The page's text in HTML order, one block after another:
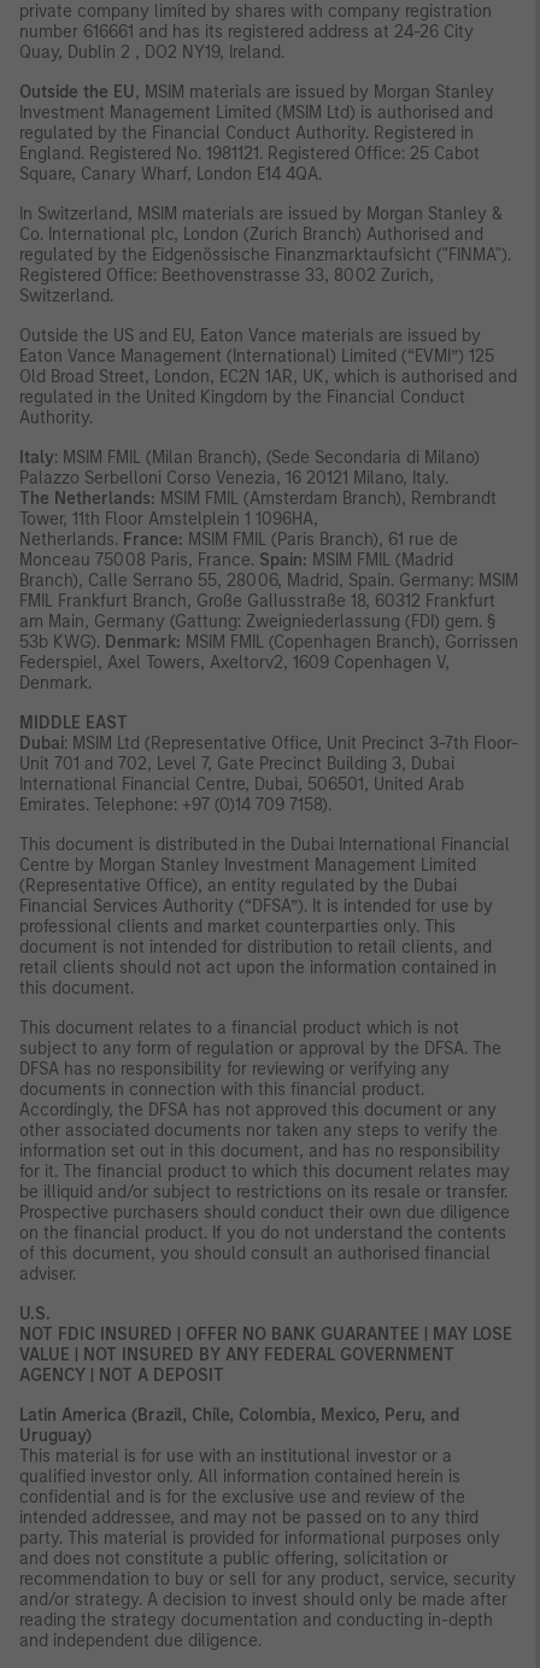
private company limited by shares with company registration
number 616661 and has its registered address at 24-26 City
Quay, Dublin 2 , DO2 NY19, Ireland.
Outside the EU, MSIM materials are issued by Morgan Stanley
Investment Management Limited (MSIM Ltd) is authorised and
regulated by the Financial Conduct Authority. Registered in
England. Registered No. 1981121. Registered Ofﬁce: 25 Cabot
Square, Canary Wharf, London E14 4QA.
In Switzerland, MSIM materials are issued by Morgan Stanley &
Co. International plc, London (Zurich Branch) Authorised and
regulated by the Eidgenössische Finanzmarktaufsicht ("FINMA").
Registered Office: Beethovenstrasse 33, 8002 Zurich,
Switzerland.
Outside the US and EU, Eaton Vance materials are issued by
Eaton Vance Management (International) Limited (“EVMI”) 125
Old Broad Street, London, EC2N 1AR, UK, which is authorised and
regulated in the United Kingdom by the Financial Conduct
Authority.
Italy: MSIM FMIL (Milan Branch), (Sede Secondaria di Milano)
Palazzo Serbelloni Corso Venezia, 16 20121 Milano, Italy.
The Netherlands: MSIM FMIL (Amsterdam Branch), Rembrandt
Tower, 11th Floor Amstelplein 1 1096HA,
Netherlands. France: MSIM FMIL (Paris Branch), 61 rue de
Monceau 75008 Paris, France. Spain: MSIM FMIL (Madrid
Branch), Calle Serrano 55, 28006, Madrid, Spain. Germany: MSIM
FMIL Frankfurt Branch, Große Gallusstraße 18, 60312 Frankfurt
am Main, Germany (Gattung: Zweigniederlassung (FDI) gem. §
53b KWG). Denmark: MSIM FMIL (Copenhagen Branch), Gorrissen
Federspiel, Axel Towers, Axeltorv2, 1609 Copenhagen V,
Denmark.
MIDDLE EAST
Dubai: MSIM Ltd (Representative Office, Unit Precinct 3-7th Floor-
Unit 701 and 702, Level 7, Gate Precinct Building 3, Dubai
International Financial Centre, Dubai, 506501, United Arab
Emirates. Telephone: +97 (0)14 709 7158).
This document is distributed in the Dubai International Financial
Centre by Morgan Stanley Investment Management Limited
(Representative Office), an entity regulated by the Dubai
Financial Services Authority (“DFSA”). It is intended for use by
professional clients and market counterparties only. This
document is not intended for distribution to retail clients, and
retail clients should not act upon the information contained in
this document.
This document relates to a financial product which is not
subject to any form of regulation or approval by the DFSA. The
DFSA has no responsibility for reviewing or verifying any
documents in connection with this financial product.
Accordingly, the DFSA has not approved this document or any
other associated documents nor taken any steps to verify the
information set out in this document, and has no responsibility
for it. The financial product to which this document relates may
be illiquid and/or subject to restrictions on its resale or transfer.
Prospective purchasers should conduct their own due diligence
on the financial product. If you do not understand the contents
of this document, you should consult an authorised financial
adviser.
U.S.
NOT FDIC INSURED | OFFER NO BANK GUARANTEE | MAY LOSE
VALUE | NOT INSURED BY ANY FEDERAL GOVERNMENT
AGENCY | NOT A DEPOSIT
Latin America (Brazil, Chile, Colombia, Mexico, Peru, and
Uruguay)
This material is for use with an institutional investor or a
qualified investor only. All information contained herein is
confidential and is for the exclusive use and review of the
intended addressee, and may not be passed on to any third
party. This material is provided for informational purposes only
and does not constitute a public offering, solicitation or
recommendation to buy or sell for any product, service, security
and/or strategy. A decision to invest should only be made after
reading the strategy documentation and conducting in-depth
and independent due diligence.